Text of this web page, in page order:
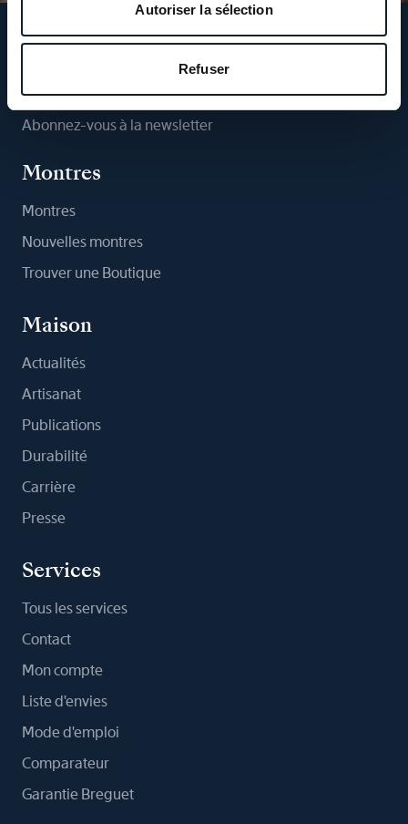
Autoriser la sélection
Refuser
Suivez-nous
Abonnez-vous à la newsletter
Montres
Montres
Nouvelles montres
Trouver une Boutique
Maison
Actualités
Artisanat
Publications
Durabilité
Carrière
Presse
Services
Tous les services
Contact
Mon compte
Liste d'envies
Mode d'emploi
Comparateur
Garantie Breguet